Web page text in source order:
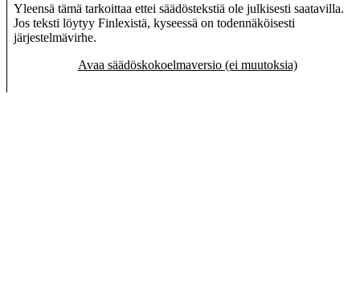
Yleensä tämä tarkoittaa ettei säädöstekstiä ole julkisesti saatavilla.
Jos teksti löytyy Finlexistä, kyseessä on todennäköisesti
järjestelmävirhe.
Avaa säädöskokoelmaversio (ei muutoksia)